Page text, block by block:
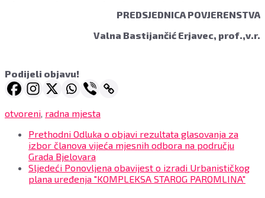
PREDSJEDNICA POVJERENSTVA
Valna Bastijančić Erjavec, prof.,v.r.
Podijeli objavu!
otvoreni, radna mjesta
Prethodni Odluka o objavi rezultata glasovanja za
izbor članova vijeća mjesnih odbora na području
Grada Bjelovara
Sljedeći Ponovljena obavijest o izradi Urbanističkog
plana uređenja "KOMPLEKSA STAROG PAROMLINA"